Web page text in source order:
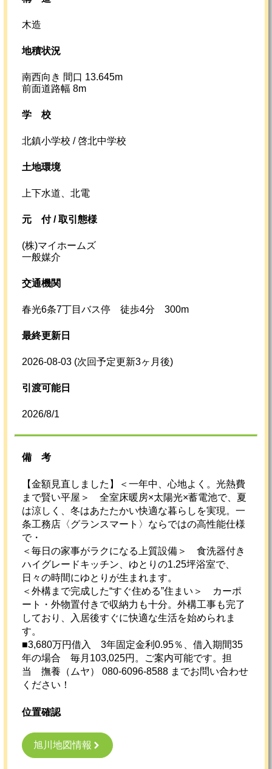
木造
地積状況
南西向き 間口 13.645m
前面道路幅 8m
学校
北鎮小学校 / 啓北中学校
土地環境
上下水道、北電
元 付 /取引態様
(株)マイホームズ
一般媒介
交通機関
春光6条7丁目バス停 徒歩4分 300m
最終更新日
2026-08-03 (次回予定更新3ヶ月後)
引渡可能日
2026/8/1
備考
【金額見直しました】＜一年中、心地よく。光熱費
まで賢い平屋＞ 全室床暖房×太陽光×蓄電池で、夏
は涼しく、冬はあたたかい快適な暮らしを実現。一
条工務店〈グランスマート〉ならではの高性能仕様
で・
＜毎日の家事がラクになる上質設備＞ 食洗器付き
ハイグレードキッチン、ゆとりの1.25坪浴室で、
日々の時間にゆとりが生まれます。
＜外構まで完成した“すぐ住める”住まい＞ カーポ
ート・外物置付きで収納力も十分。外構工事も完了
しており、入居後すぐに快適な生活を始められま
す。
■3,680万円借入 3年固定金利0.95％、借入期間35
年の場合 毎月103,025円。ご案内可能です。担
当 撫養（ムヤ） 080-6096-8588 までお問い合わせ
ください！
位置確認
旭川地図情報